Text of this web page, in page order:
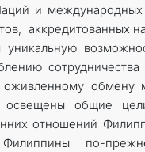
и международных
аккредитованных
оживленному обмену
освещены общие
отношений
по-